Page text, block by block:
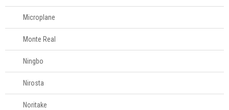
Login
Criar conta
Pesquisar Lista
61
996581061
Microplane
Monte Real
Ningbo
Nirosta
Noritake